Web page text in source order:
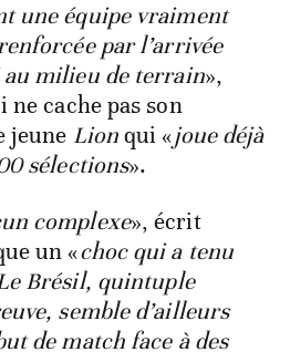
une équipe vraiment
par l’arrivée
au milieu de terrain»,
cache pas son
jeune Lionqui «joue déjà
sélections».
complexe», écrit
un «choc qui a tenu
Brésil, quintuple
semble d’ailleurs
de match face à des